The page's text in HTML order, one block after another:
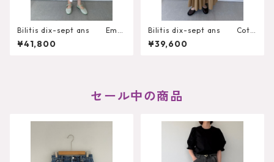
Bilitis dix-sept ans Empi
re Dress 2913-708
¥41,800
Bilitis dix-sept ans Cott
on Frill Dress
¥39,600
セール中の商品